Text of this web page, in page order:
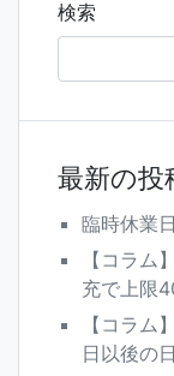
ョ
検索
最新の投
臨時休業
【コラ
充で上限
【コラ
日以後の